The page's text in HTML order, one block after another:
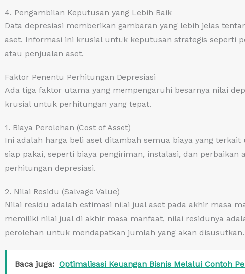
4. Pengambilan Keputusan yang Lebih Baik
Data depresiasi memberikan gambaran yang lebih jelas
aset. Informasi ini krusial untuk keputusan strategis seperti
atau penjualan aset.
Faktor Penentu Perhitungan Depresiasi
Ada tiga faktor utama yang mempengaruhi besarnya nilai
krusial untuk perhitungan yang tepat.
1. Biaya Perolehan (Cost of Asset)
Ini adalah harga beli aset ditambah semua biaya yang
siap pakai, seperti biaya pengiriman, instalasi, dan perbaikan
perhitungan depresiasi.
2. Nilai Residu (Salvage Value)
Nilai residu adalah estimasi nilai jual aset pada akhir masa
memiliki nilai jual di akhir masa manfaat, nilai residunya
perolehan untuk mendapatkan jumlah yang akan disusutkan.
Baca juga: Optimalisasi Keuangan Bisnis Melalui Contoh